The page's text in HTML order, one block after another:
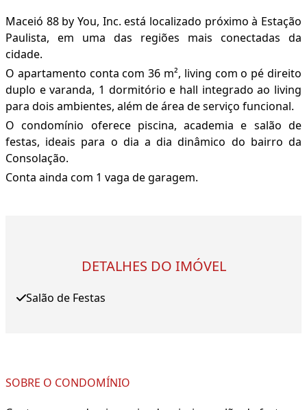
Maceió 88 by You, Inc. está localizado próximo à Estação
Paulista, em uma das regiões mais conectadas da
cidade.
O apartamento conta com 36 m², living com o pé direito
duplo e varanda, 1 dormitório e hall integrado ao living
para dois ambientes, além de área de serviço funcional.
O condomínio oferece piscina, academia e salão de
festas, ideais para o dia a dia dinâmico do bairro da
Consolação.
Conta ainda com 1 vaga de garagem.
DETALHES DO IMÓVEL
Salão de Festas
SOBRE O CONDOMÍNIO